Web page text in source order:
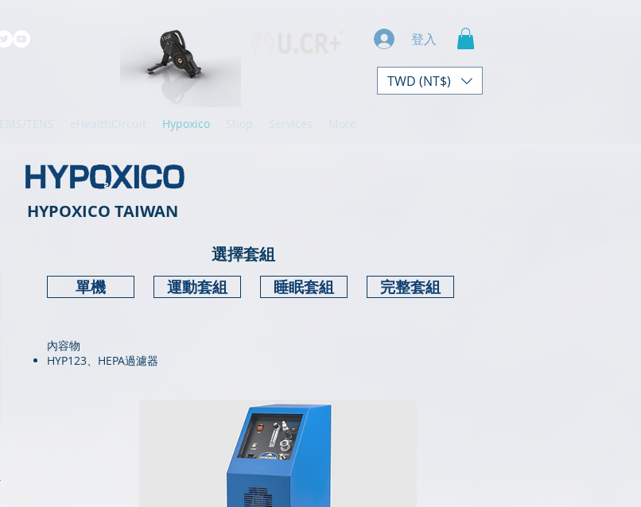
登入
TWD (NT$)
EMS/TENS eHealthCircuit Hypoxico Shop Services More
HYPOXICO TAIWAN
​選擇套組
單機 運動套組 睡眠套組 完整套組
​​內容物
HYP123、HEPA過濾器